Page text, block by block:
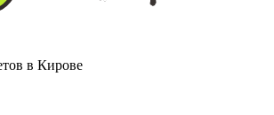
в Кирове